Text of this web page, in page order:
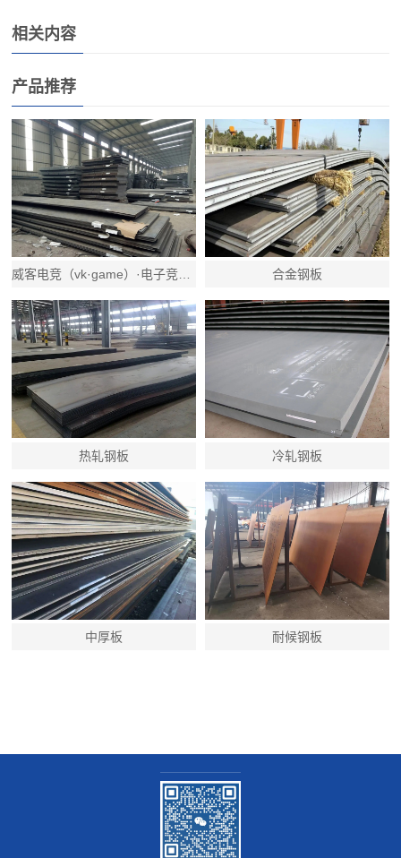
相关内容
产品推荐
威客电竞（vk·game）·电子竞技赛事官网 合金钢板
热轧钢板 冷轧钢板
中厚板 耐候钢板